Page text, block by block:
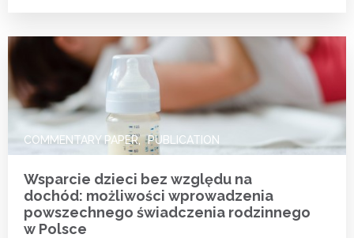
COMMENTARY PAPER PUBLICATION
Wsparcie dzieci bez względu na
dochód: możliwości wprowadzenia
powszechnego świadczenia rodzinnego
w Polsce